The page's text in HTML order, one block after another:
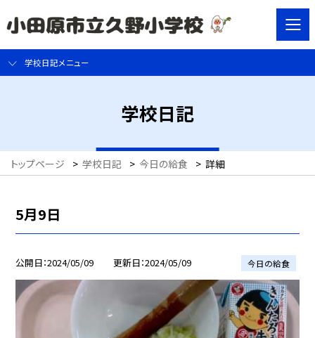
学校日記メニュー
学校日記
トップページ > 学校日記 > 今日の給食 > 詳細
5月9日
公開日 2024/05/09 更新日 2024/05/09 今日の給食